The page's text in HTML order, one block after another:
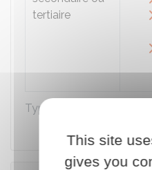
Types de destinations et
tertiaire
This site
gives you